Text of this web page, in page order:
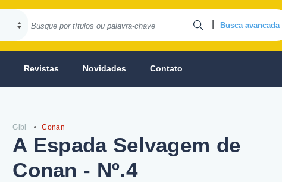
Busca avancada
Revistas Novidades Contato
Gibi Conan
A Espada Selvagem de
Conan - Nº.4